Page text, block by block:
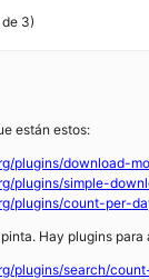
3)
están estos:
plugins/download-
plugins/simple-
plugins/count-per-
Hay plugins para
plugins/search/